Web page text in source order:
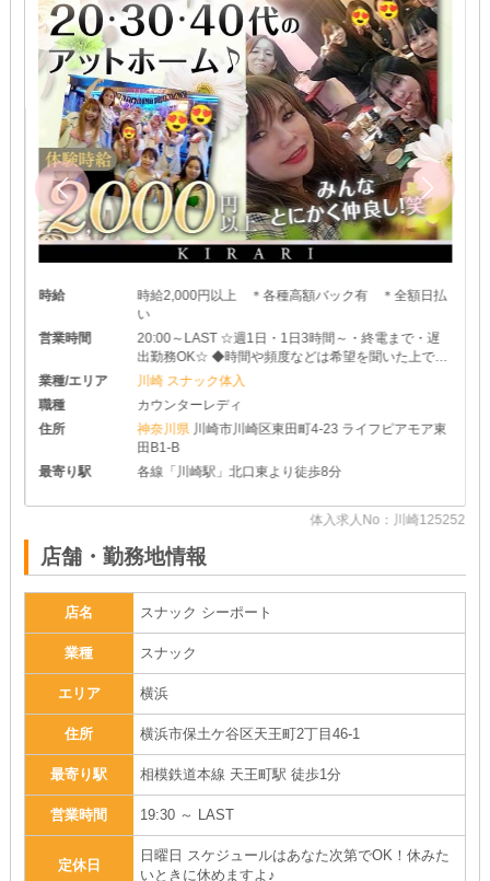
時給
時給2,000円以上 ＊各種高額バック有 ＊全額日払
い
営業時間
20:00～LAST ☆週1日・1日3時間～・終電まで・遅
出勤務OK☆ ◆時間や頻度などは希望を聞いた上で決
めさせて頂きます♪ ◆レギュラー出勤ももちろんOK
業種/エリア
川崎 スナック体入
職種
カウンターレディ
住所
神奈川県 川崎市川崎区東田町4-23 ライフピアモア東
田B1-B
最寄り駅
各線「川崎駅」北口東より徒歩8分
体入求人No：川崎125252
店舗・勤務地情報
店名 スナック シーポート
業種 スナック
エリア 横浜
住所 横浜市保土ケ谷区天王町2丁目46-1
最寄り駅 相模鉄道本線 天王町駅 徒歩1分
営業時間 19:30 ～ LAST
定休日
日曜日 スケジュールはあなた次第でOK！休みた
いときに休めますよ♪